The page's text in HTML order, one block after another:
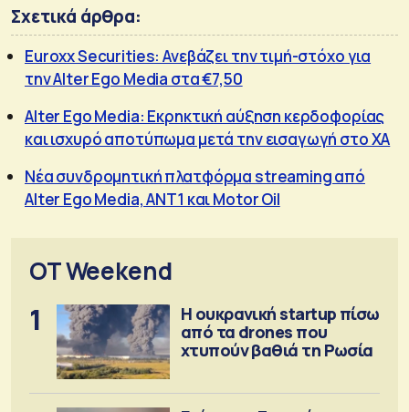
Σχετικά άρθρα:
Euroxx Securities: Ανεβάζει την τιμή-στόχο για
την Alter Ego Media στα €7,50
Alter Ego Media: Εκρηκτική αύξηση κερδοφορίας
και ισχυρό αποτύπωμα μετά την εισαγωγή στο ΧΑ
Νέα συνδρομητική πλατφόρμα streaming από
Alter Ego Media, ΑΝΤ1 και Motor Oil
OT Weekend
1
Η ουκρανική startup πίσω
από τα drones που
χτυπούν βαθιά τη Ρωσία